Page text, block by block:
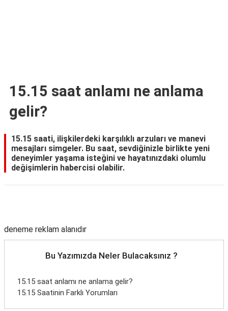
15.15 saat anlamı ne anlama
gelir?
15.15 saati, ilişkilerdeki karşılıklı arzuları ve manevi
mesajları simgeler. Bu saat, sevdiğinizle birlikte yeni
deneyimler yaşama isteğini ve hayatınızdaki olumlu
değişimlerin habercisi olabilir.
deneme reklam alanıdır
Bu Yazımızda Neler Bulacaksınız ?
15.15 saat anlamı ne anlama gelir?
15.15 Saatinin Farklı Yorumları